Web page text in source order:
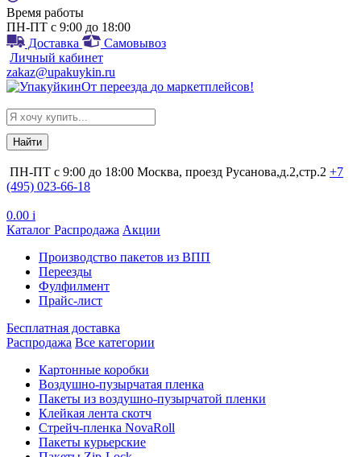
Время работы
ПН-ПТ с 9:00 до 18:00
Доставка
Самовывоз
Личный кабинет
zakaz@upakuykin.ru
От переезда до маркетплейсов!
Search
for:
ПН-ПТ с 9:00 до 18:00 Москва, проезд Русанова,д.2,стр.2 +7
(495) 023-66-18
0.00 i
Каталог Распродажа Акции
Производство пакетов из ВПП
Переезды
Фулфилмент
Прайс-лист
Бесплатная доставка
Распродажа Все категории
Картонные коробки
Воздушно-пузырчатая пленка
Пакеты из воздушно-пузырчатой пленки
Клейкая лента скотч
Стрейч-пленка NovaRoll
Пакеты курьерские